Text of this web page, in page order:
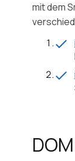
mit dem